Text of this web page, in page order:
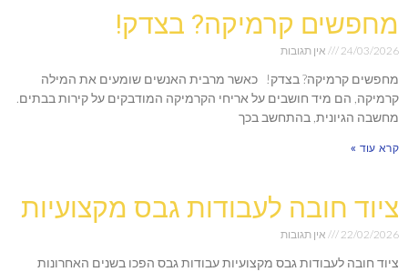
מחפשים קרמיקה? בצדק!
24/03/2026 אין תגובות
מחפשים קרמיקה? בצדק! כאשר מרבית האנשים שומעים את המילה
קרמיקה, הם מיד חושבים על אריחי הקרמיקה המודבקים על קירות בבתים.
מחשבה הגיונית, בהתחשב בכך
קרא עוד »
ציוד חובה לעבודות גבס מקצועיות
22/02/2026 אין תגובות
ציוד חובה לעבודות גבס מקצועיות עבודות גבס הפכו בשנים האחרונות